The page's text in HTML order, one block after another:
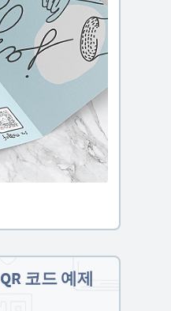
QR 코드 예제